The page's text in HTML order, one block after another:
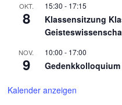
OKT.
8
15:30 - 17:15
Klassensitzung
NOV.
9
10:00 - 17:00
Kalender anzeigen